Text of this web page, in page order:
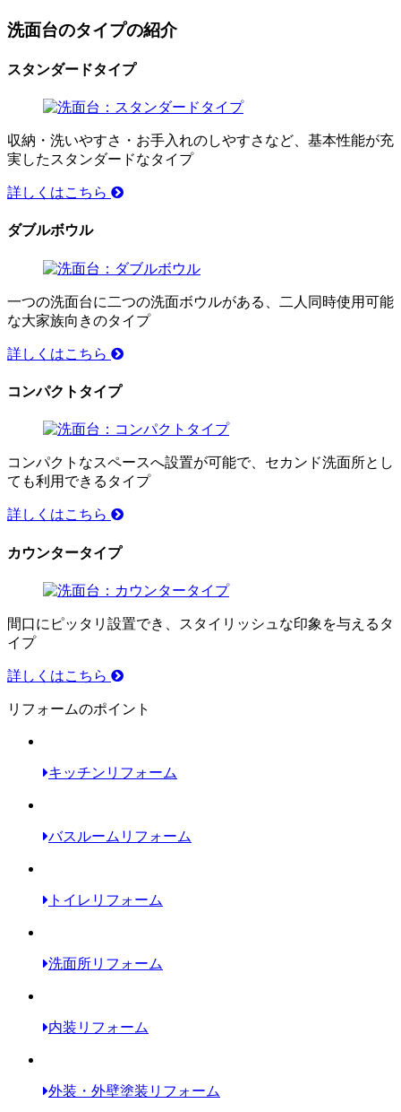
洗面台のタイプの紹介
スタンダードタイプ
収納・洗いやすさ・お手入れのしやすさなど、基本性能が充
実したスタンダードなタイプ
詳しくはこちら
ダブルボウル
一つの洗面台に二つの洗面ボウルがある、二人同時使用可能
な大家族向きのタイプ
詳しくはこちら
コンパクトタイプ
コンパクトなスペースへ設置が可能で、セカンド洗面所とし
ても利用できるタイプ
詳しくはこちら
カウンタータイプ
間口にピッタリ設置でき、スタイリッシュな印象を与えるタ
イプ
詳しくはこちら
リフォームのポイント
キッチンリフォーム
バスルームリフォーム
トイレリフォーム
洗面所リフォーム
内装リフォーム
外装・外壁塗装リフォーム